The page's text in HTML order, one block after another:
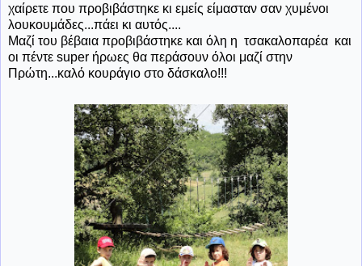
χαίρετε που προβιβάστηκε κι εμείς είμασταν σαν χυμένοι
λουκουμάδες...πάει κι αυτός....
Μαζί του βέβαια προβιβάστηκε και όλη η τσακαλοπαρέα και
οι πέντε super ήρωες θα περάσουν όλοι μαζί στην
Πρώτη...καλό κουράγιο στο δάσκαλο!!!